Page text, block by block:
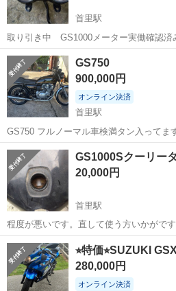
首里駅
取り引き中 GS1000メーター実働確認済
沖縄 南城市
GS750
900,000円
オンライン決済
首里駅
GS750 フルノーマル車検満タン入ってま
換済み配線新品 エンジン，タンク，車体
沖縄 南城市 スズキ
GS1000Sクーリー
20,000円
首里駅
程度が悪いです。直して使う方いかがです
沖縄 南城市 首里駅
⭐︎特価⭐︎SUZUKI
280,000円
オンライン決済